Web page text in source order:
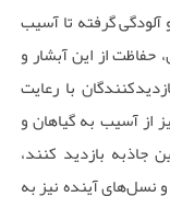
آلودگی گرفته تا آسیب
حفاظت از این آبشار و
با رعایت
از آسیب به گیاهان و
جاذبه بازدید کنند،
نسل‌های آینده نیز به